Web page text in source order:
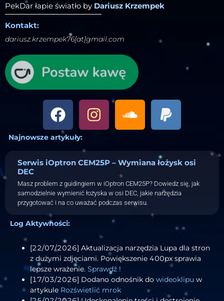
PekDar łapie światło by Dariusz Krzempek
Kontakt:
dariusz.krzempek76[at]gmail.com
Najnowsze artykuły:
Serwis iOptron CEM25P – Wymiana łożysk osi
DEC
Masz problem z guidingiem w iOptron CEM25P? Dowiedz się, jak
samodzielnie wymienić łożyska w osi DEC, jakie narzędzia
przygotować i na co uważać podczas serwisu.
Log Aktywności:
[22/07/2026] Aktualizacja narzędzia Lupa dla stron
z dużymi zdjęciami. Powiększenie 400px sprawia
lepsze wrażenie. Sprawdź !
[17/03/2026] Dodano odnośnik do wideoklipu w
artykule Rozświetlić mrok